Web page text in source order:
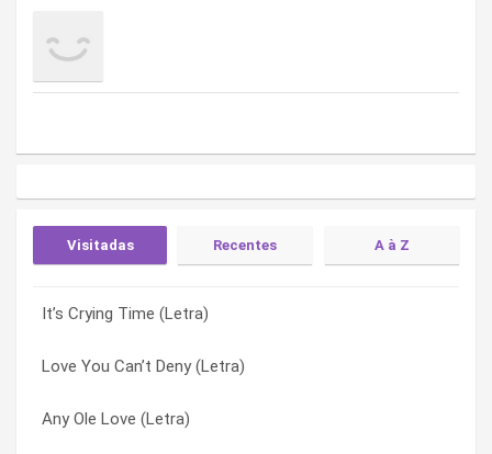
Visitadas Recentes A à Z
It’s Crying Time (Letra)
Love You Can’t Deny (Letra)
Any Ole Love (Letra)
Situation: Critical (Letra)
Found a Cure (Letra)
Any Ole Love (Letra)
Any Ole Love (Letra)
Divine Love (Letra)
Found a Cure (Letra)